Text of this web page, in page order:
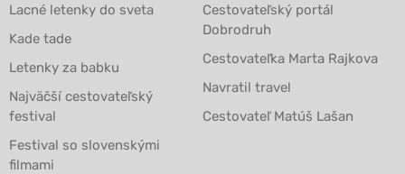
Lacné letenky do sveta
Kade tade
Letenky za babku
Najväčší cestovateľský
festival
Festival so slovenskými
filmami
Cestovateľský portál
Dobrodruh
Cestovateľka Marta Rajkova
Navratil travel
Cestovateľ Matúš Lašan